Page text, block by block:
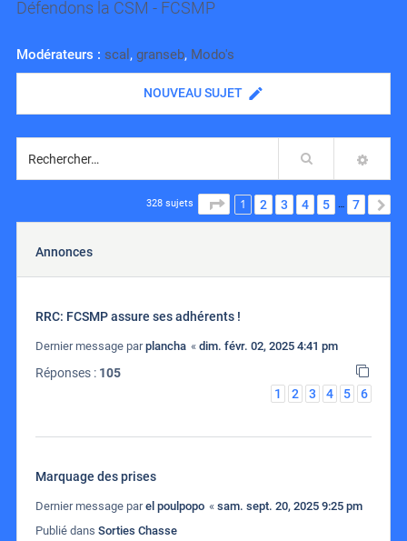
Défendons la CSM - FCSMP
Modérateurs : scal , granseb, Modo's
NOUVEAU SUJET
Rechercher
328 sujets PAGE 1 SUR 7
1 2 3 4 5 … 7
Annonces
RRC: FCSMP assure ses adhérents !
Dernier message parplancha « dim. févr. 02, 2025 4:41 pm
Réponses : 105
1
2 3 4 5 6
Marquage des prises
Dernier message parel poulpopo « sam. sept. 20, 2025 9:25 pm
Publié dans Sorties Chasse